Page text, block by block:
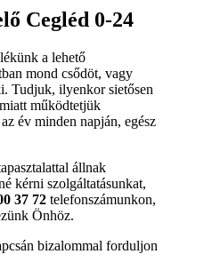
Cegléd 0-24
a lehető
mond csődöt, vagy
Tudjuk, ilyenkor sietősen
működtetjük
év minden napján, egész
állnak
kérni szolgáltatásunkat,
37 72 telefonszámunkon,
Önhöz.
bizalommal forduljon